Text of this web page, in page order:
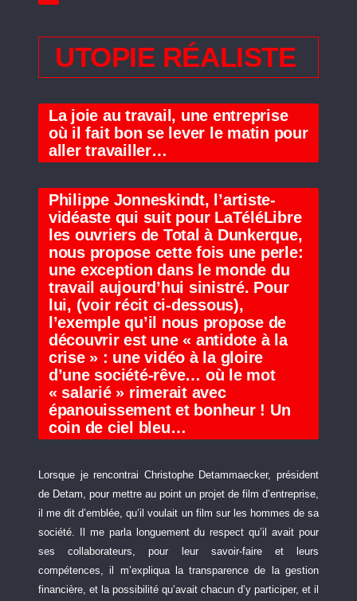
UTOPIE RÉALISTE
La joie au travail, une entreprise
où il fait bon se lever le matin pour
aller travailler…
Philippe Jonneskindt, l’artiste-
vidéaste qui suit pour LaTéléLibre
les ouvriers de Total à Dunkerque,
nous propose cette fois une perle:
une exception dans le monde du
travail aujourd’hui sinistré. Pour
lui, (voir récit ci-dessous),
l’exemple qu’il nous propose de
découvrir est une « antidote à la
crise » : une vidéo à la gloire
d’une société-rêve… où le mot
« salarié » rimerait avec
épanouissement et bonheur ! Un
coin de ciel bleu…
Lorsque je rencontrai Christophe Detammaecker, président
de Detam, pour mettre au point un projet de film d’entreprise,
il me dit d’emblée, qu’il voulait un film sur les hommes de sa
société. Il me parla longuement du respect qu’il avait pour
ses collaborateurs, pour leur savoir-faire et leurs
compétences, il m’expliqua la transparence de la gestion
financière, et la possibilité qu’avait chacun d’y participer, et il